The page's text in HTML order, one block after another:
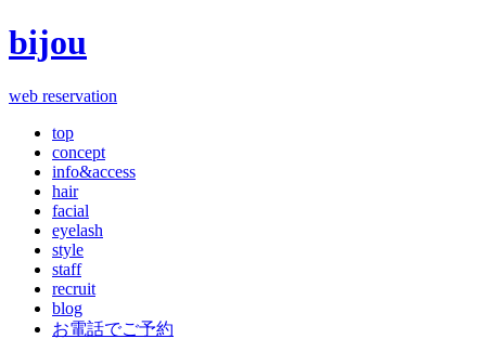
bijou
web reservation
top
concept
info&access
hair
facial
eyelash
style
staff
recruit
blog
お電話でご予約